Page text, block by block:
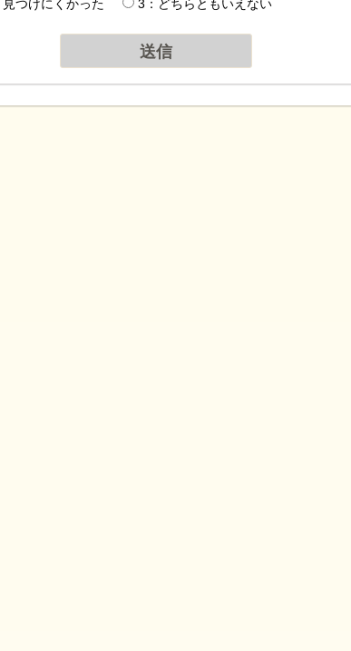
見つけにくかった 3：どちらともいえない